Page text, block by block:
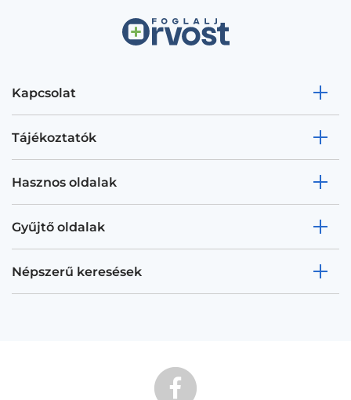
Kapcsolat
Tájékoztatók
Hasznos oldalak
Gyűjtő oldalak
Népszerű keresések